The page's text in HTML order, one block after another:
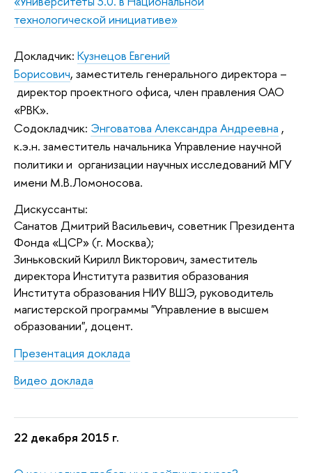
технологической инициативе»
Докладчик: Кузнецов Евгений
Борисович, заместитель генерального директора –
директор проектного офиса, член правления ОАО
«РВК».
Содокладчик: Энговатова Александра Андреевна ,
к.э.н. заместитель начальника Управление научной
политики и организации научных исследований МГУ
имени М.В.Ломоносова.
Дискуссанты:
Санатов Дмитрий Васильевич, советник Президента
Фонда «ЦСР» (г. Москва);
Зиньковский Кирилл Викторович, заместитель
директора Института развития образования
Института образования НИУ ВШЭ, руководитель
магистерской программы "Управление в высшем
образовании", доцент.
Презентация доклада
Видео доклада
22 декабря 2015 г.